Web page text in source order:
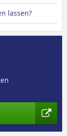
lassen?